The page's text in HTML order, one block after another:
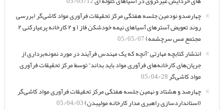
چهارصدو نودمین جلسه هفتگی مرکز تحقیقات فرآوری مواد کاشی‌گر (بررسی
روند تعویض آسترهای آسیاهای نیمه خودشکن فاز ۱ و ۲ کارخانه پرعیارکنی ۲
مجتمع مس سرچشمه)05/05/07
انتشار کتابچه مهارتی “آنچه که یک مهندس فرآیند در مورد نمونه‌برداری از
جریان‌های کارخانه‌های فرآوری مواد باید بداند” توسط مرکز تحقیقات فرآوری
مواد کاشی‌گر05/04/28
چهارصد و هشتاد و نهمین جلسه هفتگی مرکز تحقیقات فرآوری مواد کاشی‌گر
(استانداردسازی راهبری مدار کارخانه مولیبدن)05/04/03